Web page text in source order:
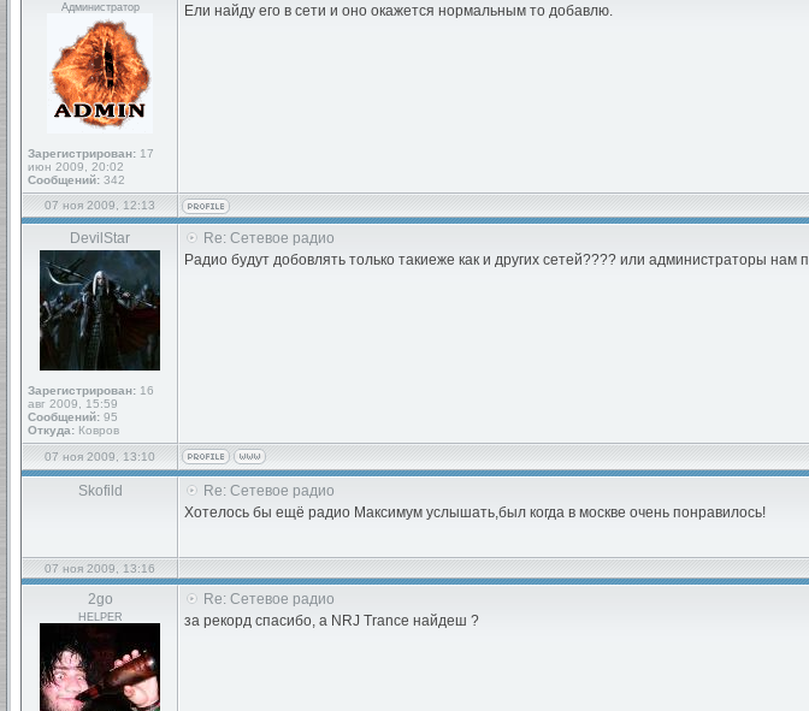
Администратор
Зарегистрирован: 17
июн 2009, 20:02
Сообщений: 342
Ели найду его в сети и оно окажется нормальным то добавлю.
07 ноя 2009, 12:13
DevilStar
Зарегистрирован: 16
авг 2009, 15:59
Сообщений: 95
Откуда: Ковров
Re: Сетевое радио
Радио будут добовлять только такиеже как и других сетей???? или администраторы
07 ноя 2009, 13:10
Skofild
Re: Сетевое радио
Хотелось бы ещё радио Максимум услышать,был когда в москве очень понравилось!
07 ноя 2009, 13:16
2go
HELPER
Re: Сетевое радио
за рекорд спасибо, а NRJ Trance найдеш ?